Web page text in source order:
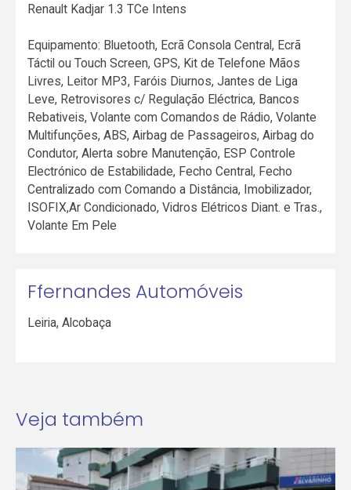
Renault Kadjar 1.3 TCe Intens
Equipamento: Bluetooth, Ecrã Consola Central, Ecrã
Táctil ou Touch Screen, GPS, Kit de Telefone Mãos
Livres, Leitor MP3, Faróis Diurnos, Jantes de Liga
Leve, Retrovisores c/ Regulação Eléctrica, Bancos
Rebativeis, Volante com Comandos de Rádio, Volante
Multifunções, ABS, Airbag de Passageiros, Airbag do
Condutor, Alerta sobre Manutenção, ESP Controle
Electrónico de Estabilidade, Fecho Central, Fecho
Centralizado com Comando a Distância, Imobilizador,
ISOFIX,Ar Condicionado, Vidros Elétricos Diant. e Tras.,
Volante Em Pele
Ffernandes Automóveis
Leiria,Alcobaça
Veja também